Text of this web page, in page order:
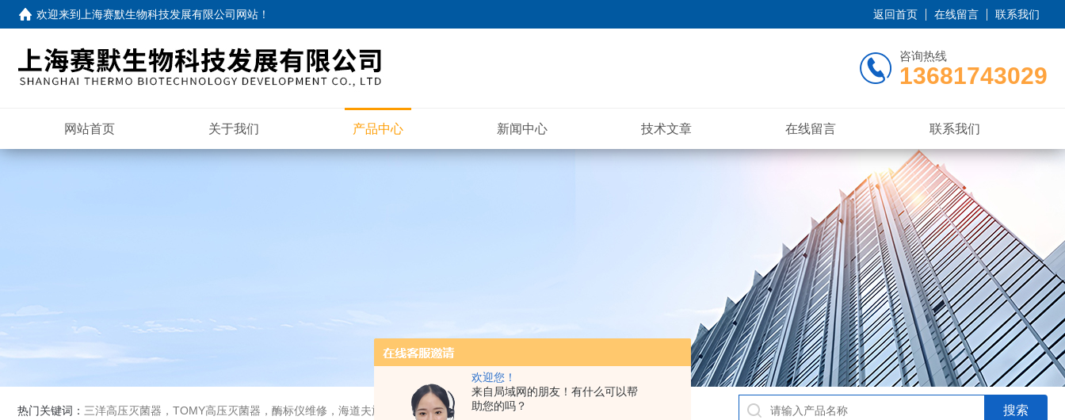
欢迎您！
来自局域网的朋友！有什么可以帮
助您的吗？
欢迎来到 上海赛默生物科技发展有限公司网站 ！ 返回首页 在线留言 联系我们
咨询热线
13681743029
网站首页 关于我们 产品中心 新闻中心 技术文章 在线留言 联系我们
热门关键词： 三洋高压灭菌器，TOMY高压灭菌器，酶标仪维修，海道夫旋转蒸发仪